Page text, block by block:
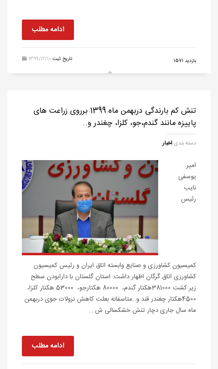
ادامه مطلب
1399/12/10تاریخ ثبت بازدید 1571
تنش کم بارندگی دربهمن ماه 1399 برروی زراعت های
پاییزه مانند گندم،جو، کلزا، چغندر و..
دسته بندیاخبار
امیر
یوسفی
نایب
رئیس
کمیسیون کشاورزی و صنایع وابسته اتاق ایران و رئیس کمیسیون
کشاورزی اتاق گرگان اظهار داشت: استان گلستان با دارابودن سطح
زیر کشت 381000هکتار گندم، 80000 هکتارجو، 53000 هکتار کلزا،
4500هکتار چغندر قند و..متاسفانه بعلت کاهش نزولات جوی دربهمن
ماه سال جاری دچار تنش خشکسالی ش...
ادامه مطلب